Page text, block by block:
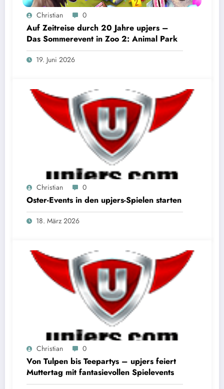
Christian 0
Auf Zeitreise durch 20 Jahre upjers –
Das Sommerevent in Zoo 2: Animal Park
19. Juni 2026
Christian 0
Oster-Events in den upjers-Spielen starten
18. März 2026
Christian 0
Von Tulpen bis Teepartys – upjers feiert
Muttertag mit fantasievollen Spielevents